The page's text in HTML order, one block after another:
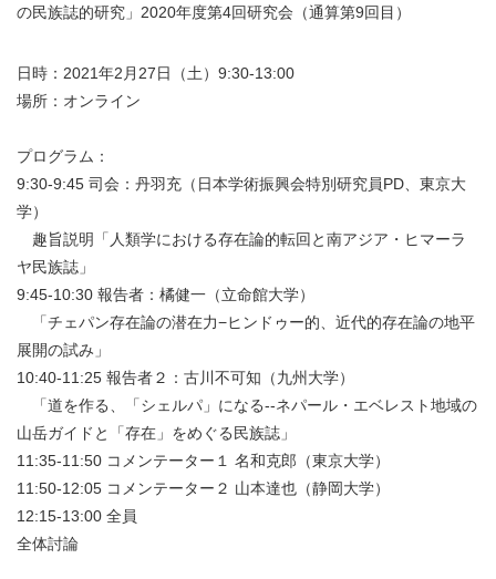
の民族誌的研究」2020年度第4回研究会（通算第9回目）
日時：2021年2月27日（土）9:30-13:00
場所：オンライン
プログラム：
9:30-9:45 司会：丹羽充（日本学術振興会特別研究員PD、東京大
学）
趣旨説明「人類学における存在論的転回と南アジア・ヒマーラ
ヤ民族誌」
9:45-10:30 報告者：橘健一（立命館大学）
「チェパン存在論の潜在力−ヒンドゥー的、近代的存在論の地平
展開の試み」
10:40-11:25 報告者２：古川不可知（九州大学）
「道を作る、「シェルパ」になる--ネパール・エベレスト地域の
山岳ガイドと「存在」をめぐる民族誌」
11:35-11:50 コメンテーター１ 名和克郎（東京大学）
11:50-12:05 コメンテーター２ 山本達也（静岡大学）
12:15-13:00 全員
全体討論